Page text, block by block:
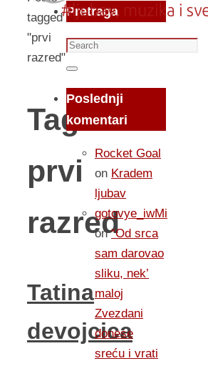
tagged
"prvi
razred"
Tag:
prvi
razred
Tatina
devojcica
Pretraga
Search
for:
Search
Poslednji
komentari
Rocket Goal
on Kradem
ljubav
gotovye_iwMi
on“Od srca
sam darovao
sliku, nek’
maloj
Zvezdani
donese
sreću i vrati